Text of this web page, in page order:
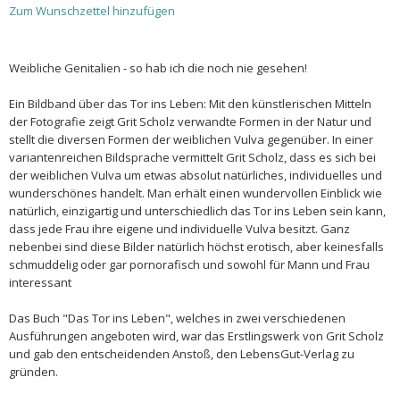
Zum Wunschzettel hinzufügen
Weibliche Genitalien - so hab ich die noch nie gesehen!
Ein Bildband über das Tor ins Leben: Mit den künstlerischen Mitteln
der Fotografie zeigt Grit Scholz verwandte Formen in der Natur und
stellt die diversen Formen der weiblichen Vulva gegenüber. In einer
variantenreichen Bildsprache vermittelt Grit Scholz, dass es sich bei
der weiblichen Vulva um etwas absolut natürliches, individuelles und
wunderschönes handelt. Man erhält einen wundervollen Einblick wie
natürlich, einzigartig und unterschiedlich das Tor ins Leben sein kann,
dass jede Frau ihre eigene und individuelle Vulva besitzt. Ganz
nebenbei sind diese Bilder natürlich höchst erotisch, aber keinesfalls
schmuddelig oder gar pornorafisch und sowohl für Mann und Frau
interessant
Das Buch "Das Tor ins Leben", welches in zwei verschiedenen
Ausführungen angeboten wird, war das Erstlingswerk von Grit Scholz
und gab den entscheidenden Anstoß, den LebensGut-Verlag zu
gründen.